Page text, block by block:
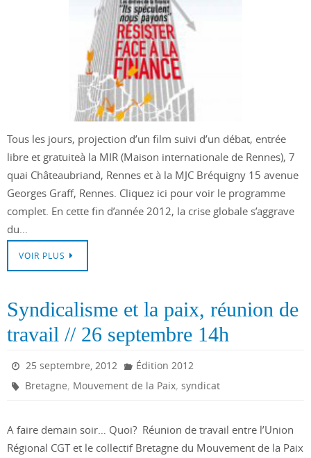
Tous les jours, projection d’un film suivi d’un débat, entrée
libre et gratuiteà la MIR (Maison internationale de Rennes), 7
quai Châteaubriand, Rennes et à la MJC Bréquigny 15 avenue
Georges Graff, Rennes. Cliquez ici pour voir le programme
complet. En cette fin d’année 2012, la crise globale s’aggrave
du…
VOIR PLUS
Syndicalisme et la paix, réunion de
travail // 26 septembre 14h
25 septembre, 2012
Édition 2012
Bretagne, Mouvement de la Paix,syndicat
A faire demain soir… Quoi? Réunion de travail entre l’Union
Régional CGT et le collectif Bretagne du Mouvement de la Paix